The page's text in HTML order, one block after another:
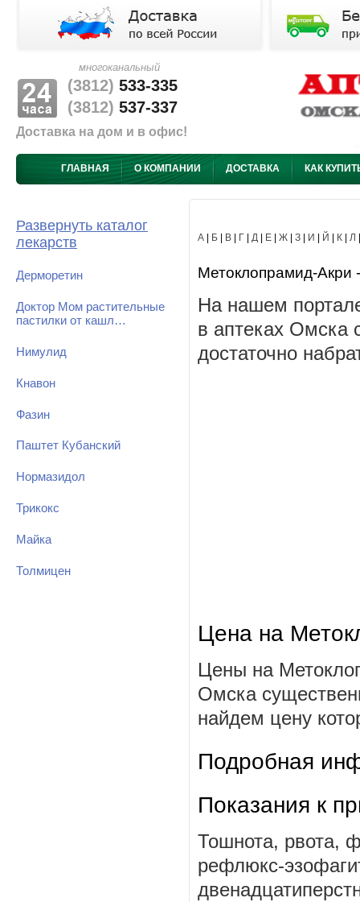
многоканальный
(3812) 533-335
(3812) 537-337
Доставка на дом и в офис!
ГЛАВНАЯ О КОМПАНИИ ДОСТАВКА КАК
Развернуть каталог
лекарств
Дерморетин
Доктор Мом растительные
пастилки от кашл…
Нимулид
Кнавон
Фазин
Паштет Кубанский
Нормазидол
Трикокс
Майка
Толмицен
А Б В Г Д Е Ж З И Й К Л
Метоклопрамид-Акри
На нашем
в аптеках Омска
достаточно
Цена на
Цены на
Омска
найдем цену
Подробная
Показания к
Тошнота, рвота,
рефлюкс-